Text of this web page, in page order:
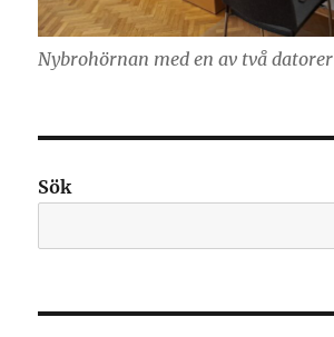
Nybrohörnan med en av två datorer
Sök